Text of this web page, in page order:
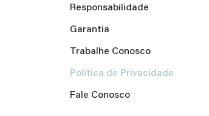
Responsabilidade
Garantia
Trabalhe Conosco
Política de Privacidade
Fale Conosco